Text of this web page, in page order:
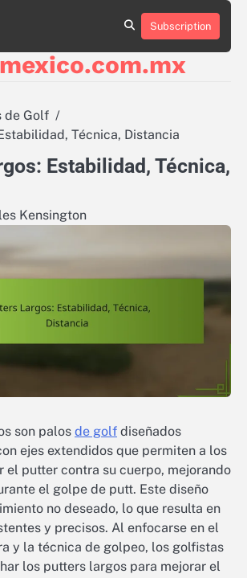
About
Contact
Cookie
Privacy
Sitemap
Terms
Conditions
Subscription
de Golf
Técnica, Distancia
Estabilidad, Técnica,
Kensington
son palos de golf diseñados
ejes extendidos que permiten a los
el putter contra su cuerpo, mejorando
el golpe de putt. Este diseño
no deseado, lo que resulta en
y precisos. Al enfocarse en el
y la técnica de golpeo, los golfistas
los putters largos para mejorar el